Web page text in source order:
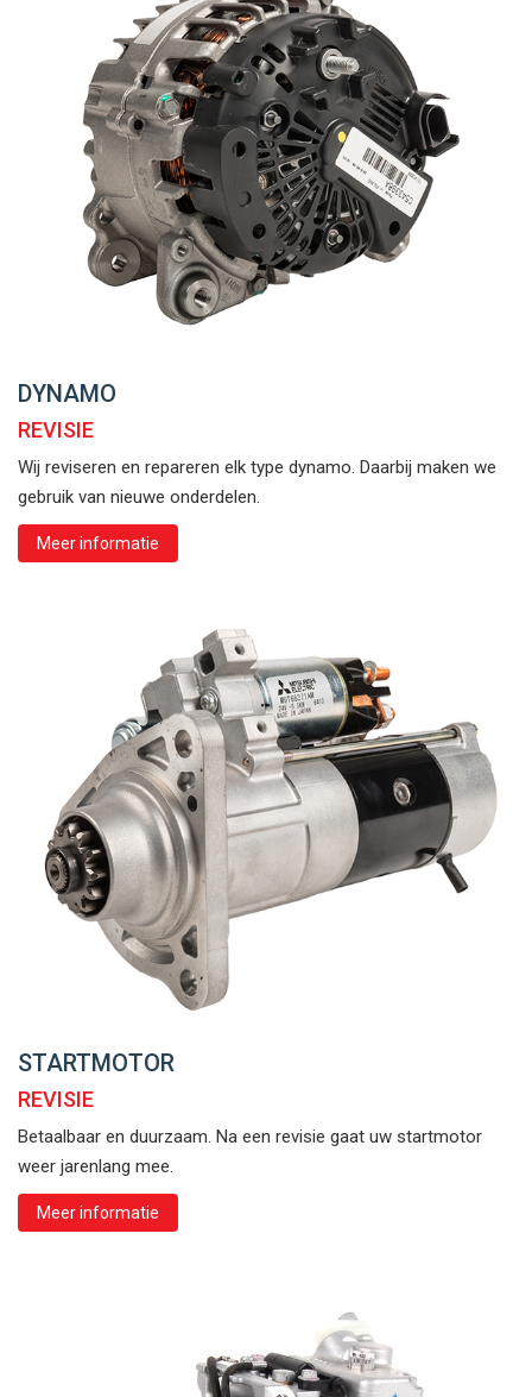
DYNAMO
REVISIE
Wij reviseren en repareren elk type dynamo. Daarbij maken we
gebruik van nieuwe onderdelen.
Meer informatie
STARTMOTOR
REVISIE
Betaalbaar en duurzaam. Na een revisie gaat uw startmotor
weer jarenlang mee.
Meer informatie